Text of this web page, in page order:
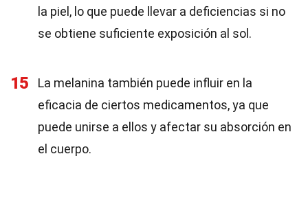
la piel, lo que puede llevar a deficiencias si no
se obtiene suficiente exposición al sol.
15
La melanina también puede influir en la
eficacia de ciertos medicamentos, ya que
puede unirse a ellos y afectar su absorción en
el cuerpo.